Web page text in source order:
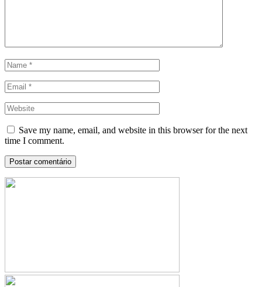
Save my name, email, and website in this browser for the next
time I comment.